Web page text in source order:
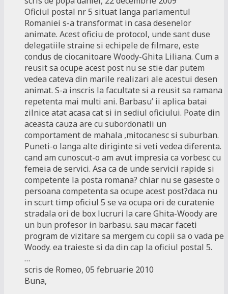
Oficiul postal nr 5 situat langa parlamentul
Romaniei s-a transformat in casa desenelor
animate. Acest oficiu de protocol, unde sant duse
delegatiile straine si echipele de filmare, este
condus de ciocanitoare Woody-Ghita Liliana. Cum a
reusit sa ocupe acest post nu se stie dar putem
vedea cateva din marile realizari ale acestui desen
animat. S-a inscris la facultate si a reusit sa ramana
repetenta mai multi ani. Barbasu’ ii aplica batai
zilnice atat acasa cat si in sediul oficiului. Poate din
aceasta cauza are cu subordonatii un
comportament de mahala ,mitocanesc si suburban.
Puneti-o langa alte diriginte si veti vedea diferenta.
cand am cunoscut-o am avut impresia ca vorbesc cu
femeia de servici. Asa ca de unde servicii rapide si
competente la posta romana? chiar nu se gaseste o
persoana competenta sa ocupe acest post?daca nu
in scurt timp oficiul 5 se va ocupa ori de curatenie
stradala ori de box lucruri la care Ghita-Woody are
un bun profesor in barbasu. sau macar faceti
program de vizitare sa mergem cu copii sa o vada pe
Woody. ea traieste si da din cap la oficiul postal 5.
…
scris de Romeo, 05 februarie 2010
Buna,